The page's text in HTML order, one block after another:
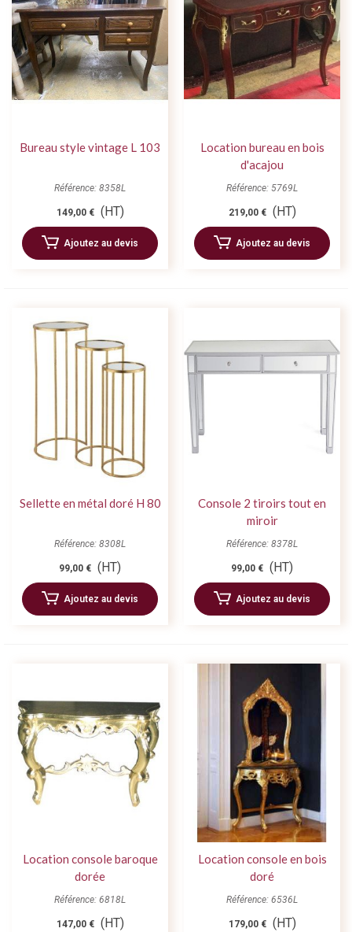
Bureau style vintage L 103
Référence: 8358L
149,00 € (HT)
Ajoutez au devis
Location bureau en bois
d'acajou
Référence: 5769L
219,00 € (HT)
Ajoutez au devis
Sellette en métal doré H 80
Référence: 8308L
99,00 € (HT)
Ajoutez au devis
Console 2 tiroirs tout en
miroir
Référence: 8378L
99,00 € (HT)
Ajoutez au devis
Location console baroque
dorée
Référence: 6818L
147,00 € (HT)
Location console en bois
doré
Référence: 6536L
179,00 € (HT)